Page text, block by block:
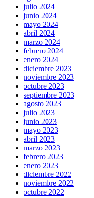
julio 2024
junio 2024
mayo 2024
abril 2024
marzo 2024
febrero 2024
enero 2024
diciembre 2023
noviembre 2023
octubre 2023
septiembre 2023
agosto 2023
julio 2023
junio 2023
mayo 2023
abril 2023
marzo 2023
febrero 2023
enero 2023
diciembre 2022
noviembre 2022
octubre 2022